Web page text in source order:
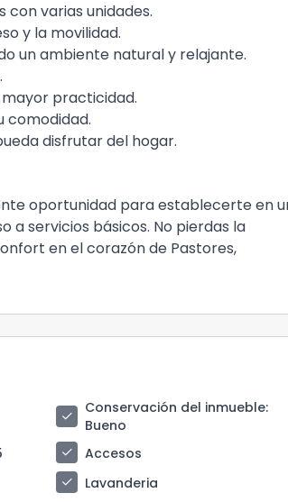
con varias unidades.
y la movilidad.
un ambiente natural y relajante.
practicidad.
comodidad.
disfrutar del hogar.
oportunidad para establecerte en
a servicios básicos. No pierdas la
en el corazón de Pastores,
check Conservación del inmueble:
Bueno
check
Accesos
check
Lavanderia